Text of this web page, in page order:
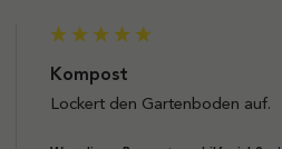
Kompost
Lockert den Gartenboden auf.